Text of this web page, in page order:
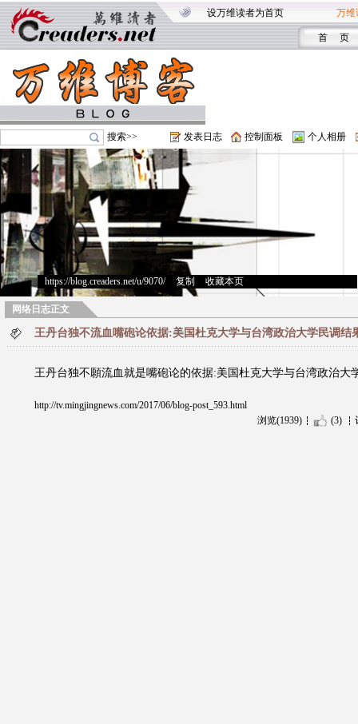
设万维读者为首页 万维
首 页
搜索>> 发表日志 控制面板 个人相册
https://blog.creaders.net/u/9070/> 复制 收藏本页
网络日志正文
王丹台独不流血嘴砲论依据:美国杜克大学与台湾政治大学民调结
王丹台独不願流血就是嘴砲论的依据:美国杜克大学与台湾政治大
http://tv.mingjingnews.com/2017/06/blog-post_593.html
浏览(1939)
(3)